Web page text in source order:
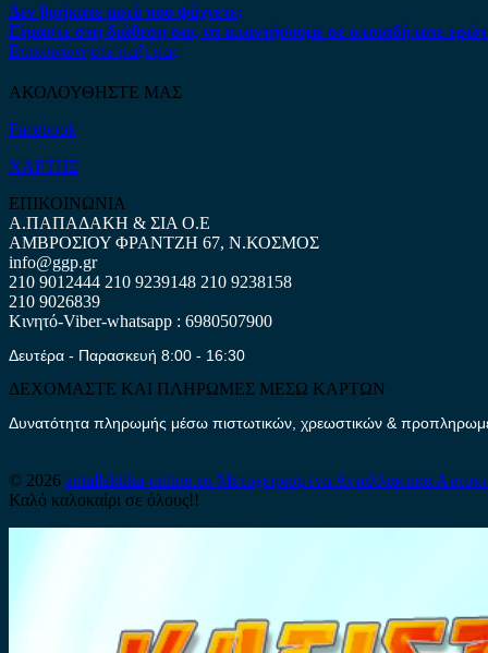
Δεν βρήκατε αυτό που ψάχνετε;
Είμαστε στη διάθεση σας να απαντήσουμε σε οποιαδήποτε
Επικοινωνήστε μαζί μας
ΑΚΟΛΟΥΘΗΣΤΕ ΜΑΣ
Facebook
ΧΑΡΤΗΣ
ΕΠΙΚΟΙΝΩΝΙΑ
Α.ΠΑΠΑΔΑΚΗ & ΣΙΑ Ο.Ε
ΑΜΒΡΟΣΙΟΥ ΦΡΑΝΤΖΗ 67, Ν.ΚΟΣΜΟΣ
info@ggp.gr
210 9012444 210 9239148 210 9238158
210 9026839
Κινητό-Viber-whatsapp : 6980507900
Δευτέρα - Παρασκευή 8:00 - 16:30
ΔΕΧΟΜΑΣΤΕ ΚΑΙ ΠΛΗΡΩΜΕΣ ΜΕΣΩ ΚΑΡΤΩΝ
Δυνατότητα πληρωμής μέσω πιστωτικών, χρεωστικών &
© 2026 antallaktika-online.eu Μεταχειρισμένα Ανταλλακτικά
Καλό καλοκαίρι σε όλους!!